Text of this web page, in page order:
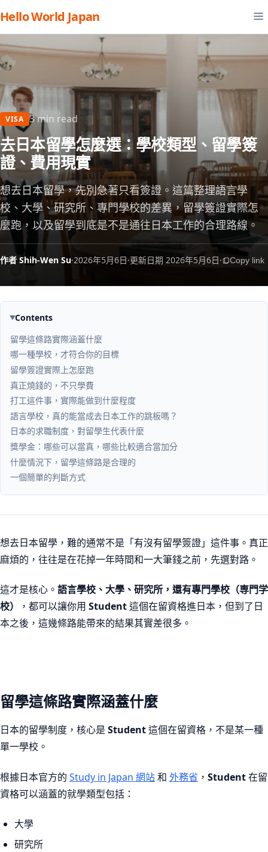
Hello World Japan
VISA 3 min read
去日本留學怎麼選：學校類型、留學簽
證、費用現實
想去日本留學，先別急著只看簽證。這篇整理語言學
校、大學、研究所、專門學校的差異，留學簽證實際怎
麼跑，以及留學到底是不是通往日本工作的合理路線。
作者 Shih-Wen Su·2026年5月6日·更新日期 2026年5月6日· Copy link
Contents
留學這條路實際涵蓋什麼
哪一種學校，才符合你的目標
留學簽證實際上怎麼跑
真正燒錢的，不只學費
打工這件事，實際能做到什麼程度
語言學校，真的能當成去日本工作的跳板嗎？
日本的求職制度，對留學生代表什麼
獎學金：哪些可以當真，哪些比較適合當加分
什麼情況下，留學這條路是合理的
一個簡單的判斷方式
想去日本留學，難的通常不是「有沒有留學簽證」這件事。真正
麻煩的，往往是在花掉一年時間和一大筆錢之前，先選對路。
這才是核心。 語言學校、大學、研究所，還有專門學校（専門学
校）
，都可以讓你用 Student這個在留資格進日本，但到了日
本之後，這幾條路能帶來的結果其實差很多。
留學這條路實際涵蓋什麼
日本的留學制度，核心是 Student這個在留資格，不是某一種
單一學校。
根據日本官方的 Study in Japan 網站和 外務省 ， Student在留
資格可以涵蓋的就學類型包括：
大學
研究所